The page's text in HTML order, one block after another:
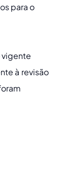
para o
vigente
à revisão